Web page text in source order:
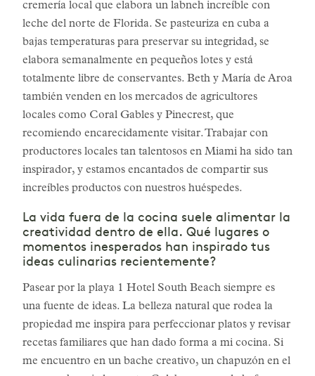
cremería local que elabora un labneh increíble con
leche del norte de Florida. Se pasteuriza en cuba a
bajas temperaturas para preservar su integridad, se
elabora semanalmente en pequeños lotes y está
totalmente libre de conservantes. Beth y María de Aroa
también venden en los mercados de agricultores
locales como Coral Gables y Pinecrest, que
recomiendo encarecidamente visitar. Trabajar con
productores locales tan talentosos en Miami ha sido tan
inspirador, y estamos encantados de compartir sus
increíbles productos con nuestros huéspedes.
La vida fuera de la cocina suele alimentar la
creatividad dentro de ella. Qué lugares o
momentos inesperados han inspirado tus
ideas culinarias recientemente?
Pasear por la playa 1 Hotel South Beach siempre es
una fuente de ideas. La belleza natural que rodea la
propiedad me inspira para perfeccionar platos y revisar
recetas familiares que han dado forma a mi cocina. Si
me encuentro en un bache creativo, un chapuzón en el